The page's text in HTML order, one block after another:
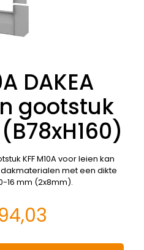
DAKEA
gootstuk
KFF M10A voor leien kan
met een dikte
16 mm (2x8mm).